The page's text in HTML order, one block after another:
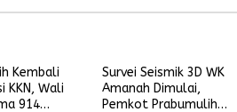
Kembali
KKN, Wali
914
Survei Seismik 3D WK
Amanah Dimulai,
Pemkot Prabumulih